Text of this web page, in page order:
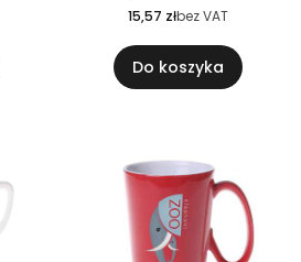
15,57 złbez VAT
Do koszyka